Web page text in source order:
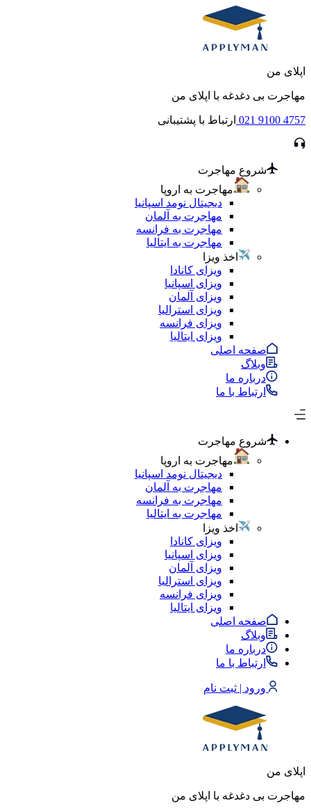
اپلای من
مهاجرت بی دغدغه با اپلای من
021 9100 4757 ارتباط با پشتیبانی
شروع مهاجرت
مهاجرت به اروپا
دیجیتال نومد اسپانیا
مهاجرت به آلمان
مهاجرت به فرانسه
مهاجرت به ایتالیا
اخذ ویزا
ویزای کانادا
ویزای اسپانیا
ویزای آلمان
ویزای استرالیا
ویزای فرانسه
ویزای ایتالیا
صفحه اصلی
وبلاگ
درباره ما
ارتباط با ما
شروع مهاجرت
مهاجرت به اروپا
دیجیتال نومد اسپانیا
مهاجرت به آلمان
مهاجرت به فرانسه
مهاجرت به ایتالیا
اخذ ویزا
ویزای کانادا
ویزای اسپانیا
ویزای آلمان
ویزای استرالیا
ویزای فرانسه
ویزای ایتالیا
صفحه اصلی
وبلاگ
درباره ما
ارتباط با ما
ورود | ثبت نام
اپلای من
مهاجرت بی دغدغه با اپلای من